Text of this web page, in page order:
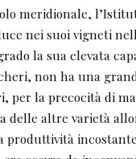
meridionale,
nei suoi vigneti
la sua elevata
non ha una
per la precocità di
delle altre varietà
produttività